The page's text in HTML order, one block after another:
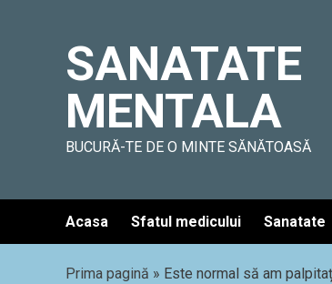
SANATATE
MENTALA
BUCURĂ-TE DE O MINTE SĂNĂTOASĂ
Acasa Sfatul medicului Sanatate
Prima pagină » Este normal să am